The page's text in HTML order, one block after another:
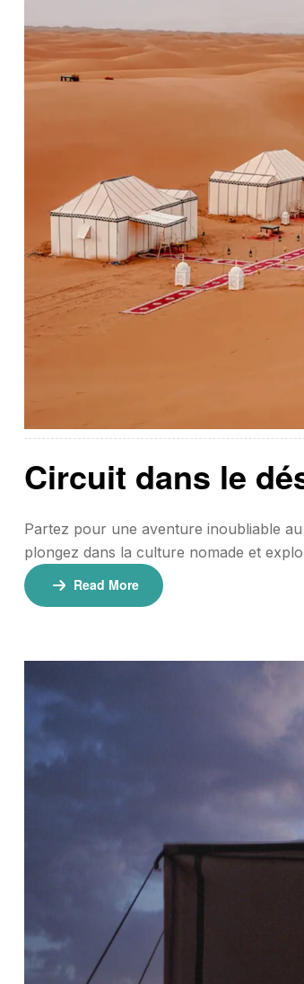
Circuit dans le
Partez pour une aventure inoubliable
plongez dans la culture nomade et
nuits Tarifs 400€ par personne
plus)
Read More